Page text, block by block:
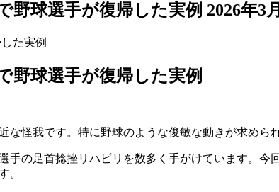
野球選手が復帰した実例 2026年3
野球選手が復帰した実例
怪我です。特に野球のような俊敏な動きが求めら
手の足首捻挫リハビリを数多く手がけています。
。